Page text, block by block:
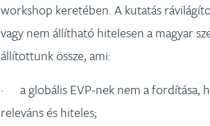
workshop keretében. A kutatás
vagy nem állítható hitelesen a magyar
állítottunk össze, ami:
· a globális EVP-nek nem a fordítása,
releváns és hiteles;